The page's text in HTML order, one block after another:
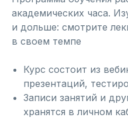
академических часа.
и дольше: смотрите
в своем темпе
Курс состоит из
презентаций,
Записи занятий и
хранятся в личном